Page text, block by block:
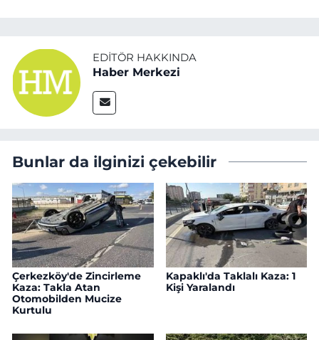
EDITÖR HAKKINDA
Haber Merkezi
Bunlar da ilginizi çekebilir
Çerkezköy'de Zincirleme
Kaza: Takla Atan
Otomobilden Mucize
Kurtulu
Kapaklı'da Taklalı Kaza: 1
Kişi Yaralandı